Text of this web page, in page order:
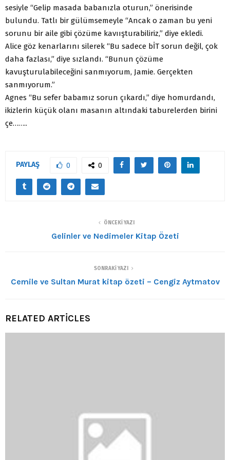
sesiyle “Gelip masada babanızla oturun,” önerisinde
bulundu. Tatlı bir gülümsemeyle “Ancak o zaman bu yeni
sorunu bir aile gibi çözüme kavıışturabiliriz,” diye ekledi.
Alice göz kenarlarını silerek “Bu sadece bİT sorun değil, çok
daha fazlası,” diye sızlandı. “Bunun çözüme
kavuşturulabileceğini sanmıyorum, Jamie. Gerçekten
sanmıyorum.”
Agnes “Bu sefer babamız sorun çıkardı,” diye homurdandı,
ikizlerin küçük olanı masanın altındaki taburelerden birini
çe……..
PAYLAŞ 0 0
ÖNCEKI YAZI
Gelinler ve Nedimeler Kitap Özeti
SONRAKI YAZI
Cemile ve Sultan Murat kitap özeti – Cengiz Aytmatov
RELATED ARTICLES